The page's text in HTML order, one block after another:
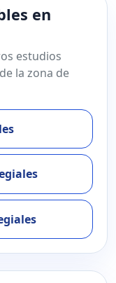
en
estudios
la zona de